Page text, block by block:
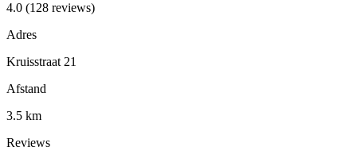
4.0 (128 reviews)
Adres
Kruisstraat 21
Afstand
3.5 km
Reviews